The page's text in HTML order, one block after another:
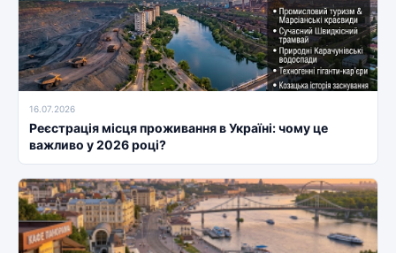
16.07.2026
Реєстрація місця проживання в Україні: чому це
важливо у 2026 році?